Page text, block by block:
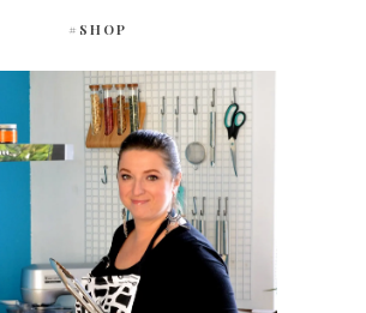
#SHOP